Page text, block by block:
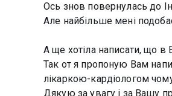
Ось знов повернулась до
Але найбільше мені
А ще хотіла написати, що в
Так от я пропоную Вам
лікаркою-кардіологом
Дякую за увагу і за Вашу